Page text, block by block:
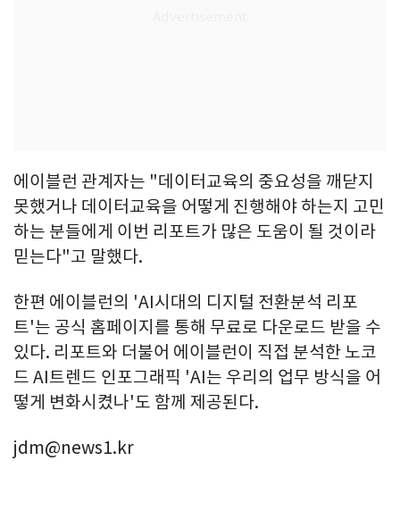
에이블런 관계자는 "데이터교육의 중요성을 깨닫지
못했거나 데이터교육을 어떻게 진행해야 하는지 고민
하는 분들에게 이번 리포트가 많은 도움이 될 것이라
믿는다"고 말했다.
한편 에이블런의 'AI시대의 디지털 전환분석 리포
트'는 공식 홈페이지를 통해 무료로 다운로드 받을 수
있다. 리포트와 더불어 에이블런이 직접 분석한 노코
드 AI트렌드 인포그래픽 'AI는 우리의 업무 방식을 어
떻게 변화시켰나'도 함께 제공된다.
jdm@news1.kr